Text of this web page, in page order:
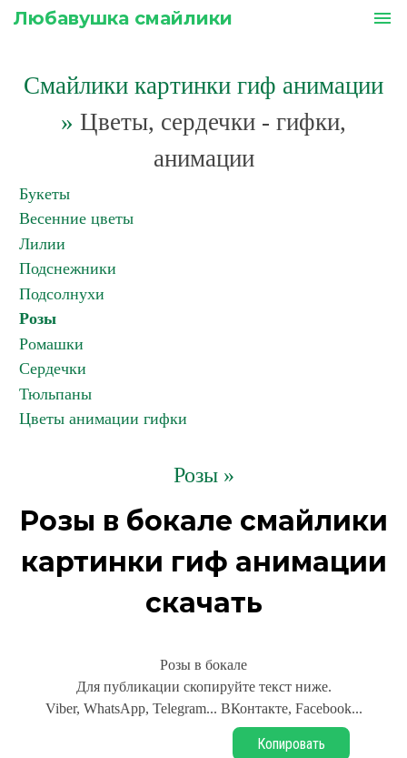
Любавушка смайлики menu
Смайлики картинки гиф анимации
» Цветы, сердечки - гифки,
анимации
Букеты
Весенние цветы
Лилии
Подснежники
Подсолнухи
Розы
Ромашки
Сердечки
Тюльпаны
Цветы анимации гифки
Розы »
Розы в бокале смайлики
картинки гиф анимации
скачать
Розы в бокале
Для публикации скопируйте текст ниже.
Viber, WhatsApp, Telegram... ВКонтакте, Facebook...
Копировать